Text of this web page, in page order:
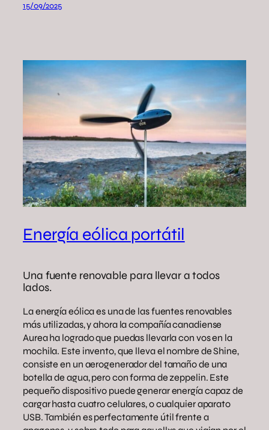
15/09/2025
Energía eólica portátil
Una fuente renovable para llevar a todos
lados.
La energía eólica es una de las fuentes renovables
más utilizadas, y ahora la compañía canadiense
Aurea ha logrado que puedas llevarla con vos en la
mochila. Este invento, que lleva el nombre de Shine,
consiste en un aerogenerador del tamaño de una
botella de agua, pero con forma de zeppelin. Este
pequeño dispositivo puede generar energía capaz de
cargar hasta cuatro celulares, o cualquier aparato
USB. También es perfectamente útil frente a